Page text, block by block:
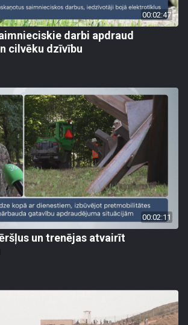
00:02:47
darbi apdraud
cilvēku dzīvību
00:02:11
un trenējas atvairīt